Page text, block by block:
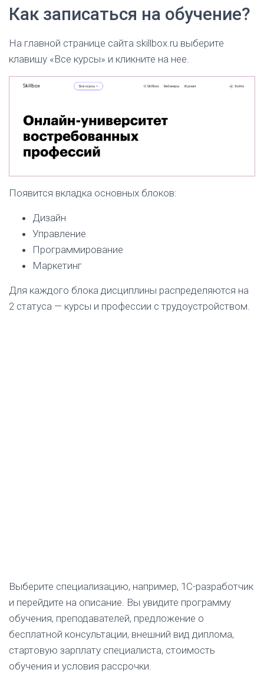
покупке, оплате и содержанию курсов)
Telegram
помещение 1/3
и МИР)
Рассрочка (Сбербанк или Т-Банк)
трудоустройства по определенным профессиям.
Как записаться на обучение?
На главной странице сайта skillbox.ru выберите
клавишу «Все курсы» и кликните на нее.
Появится вкладка основных блоков:
Дизайн
Управление
Программирование
Маркетинг
Для каждого блока дисциплины распределяются на
2 статуса — курсы и профессии с трудоустройством.
Выберите специализацию, например, 1С-разработчик
и перейдите на описание. Вы увидите программу
обучения, преподавателей, предложение о
бесплатной консультации, внешний вид диплома,
стартовую зарплату специалиста, стоимость
обучения и условия рассрочки.